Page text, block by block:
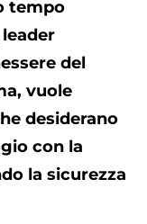
tempo
leader
del
vuole
desiderano
con la
la sicurezza